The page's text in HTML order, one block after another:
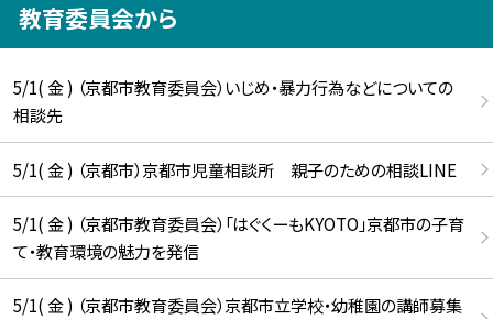
教育委員会から
5/1( 金 ) （京都市教育委員会）いじめ・暴力行為などについての
相談先
5/1( 金 ) （京都市）京都市児童相談所 親子のための相談LINE
5/1( 金 ) （京都市教育委員会）「はぐくーもKYOTO」京都市の子育
て・教育環境の魅力を発信
5/1( 金 ) （京都市教育委員会）京都市立学校・幼稚園の講師募集